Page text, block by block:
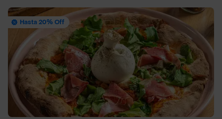
Hasta 20% Off